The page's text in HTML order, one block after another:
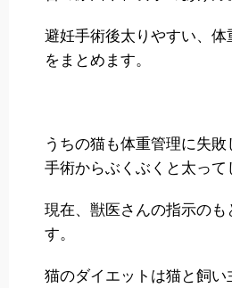
避妊手術後太りやすい、
をまとめます。
うちの猫も体重管理に失
手術からぶくぶくと太って
現在、獣医さんの指示の
す。
猫のダイエットは猫と飼